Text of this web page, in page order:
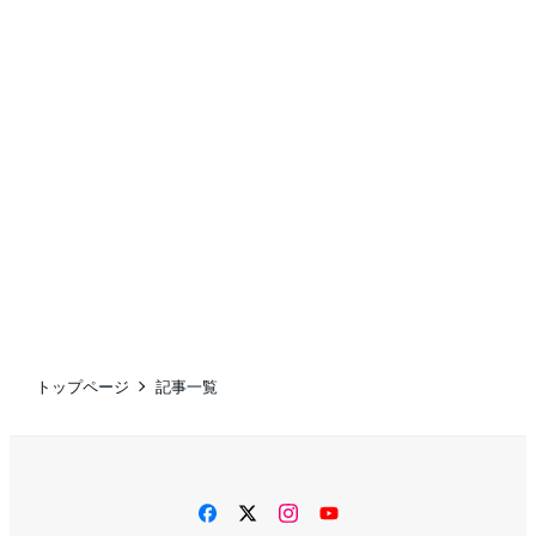
トップページ 記事一覧
facebooktwitterinstagram
YouTube